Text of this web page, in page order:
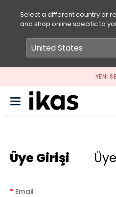
Select a different country or
and shop online specific to
YENI SEZON
Üye Girişi
* Email